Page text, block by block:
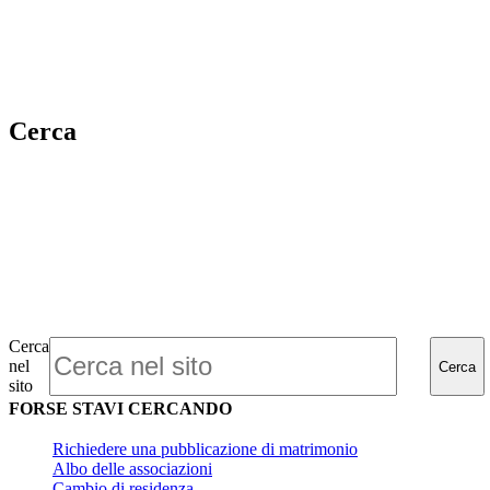
Cerca
Cerca
nel
sito
Cerca
FORSE STAVI CERCANDO
Richiedere una pubblicazione di matrimonio
Albo delle associazioni